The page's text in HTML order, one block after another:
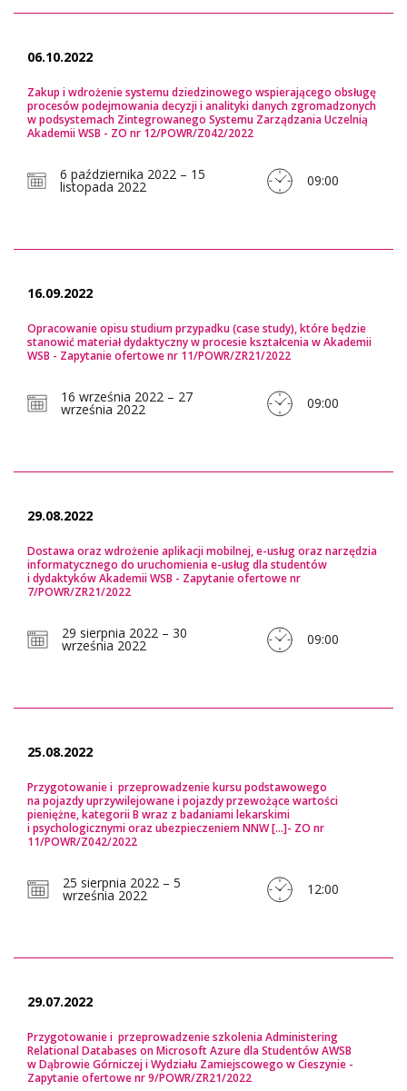
06.10.2022
Zakup i wdrożenie systemu dziedzinowego wspierającego obsługę
procesów podejmowania decyzji i analityki danych zgromadzonych
w podsystemach Zintegrowanego Systemu Zarządzania Uczelnią
Akademii WSB - ZO nr 12/POWR/Z042/2022
6 października 2022 – 15
listopada 2022 09:00
16.09.2022
Opracowanie opisu studium przypadku (case study), które będzie
stanowić materiał dydaktyczny w procesie kształcenia w Akademii
WSB - Zapytanie ofertowe nr 11/POWR/ZR21/2022
16 września 2022 – 27
września 2022 09:00
29.08.2022
Dostawa oraz wdrożenie aplikacji mobilnej, e-usług oraz narzędzia
informatycznego do uruchomienia e-usług dla studentów
i dydaktyków Akademii WSB - Zapytanie ofertowe nr
7/POWR/ZR21/2022
29 sierpnia 2022 – 30
września 2022 09:00
25.08.2022
Przygotowanie i przeprowadzenie kursu podstawowego
na pojazdy uprzywilejowane i pojazdy przewożące wartości
pieniężne, kategorii B wraz z badaniami lekarskimi
i psychologicznymi oraz ubezpieczeniem NNW [...]- ZO nr
11/POWR/Z042/2022
25 sierpnia 2022 – 5
września 2022 12:00
29.07.2022
Przygotowanie i przeprowadzenie szkolenia Administering
Relational Databases on Microsoft Azure dla Studentów AWSB
w Dąbrowie Górniczej i Wydziału Zamiejscowego w Cieszynie -
Zapytanie ofertowe nr 9/POWR/ZR21/2022